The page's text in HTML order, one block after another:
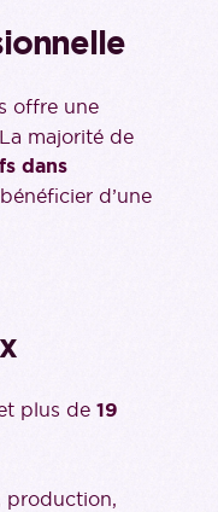
offre une
majorité de
dans
d’une
plus de 19
production,